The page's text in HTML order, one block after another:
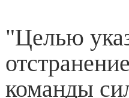
"Целью
команды